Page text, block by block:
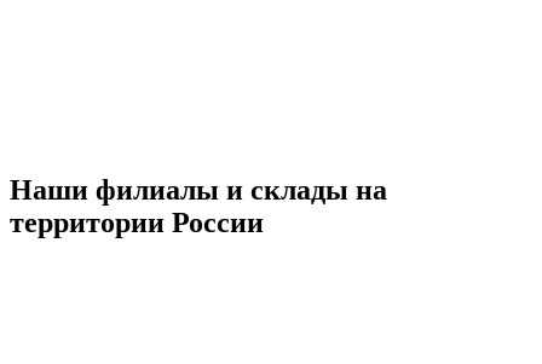
Наши филиалы и склады на
территории России